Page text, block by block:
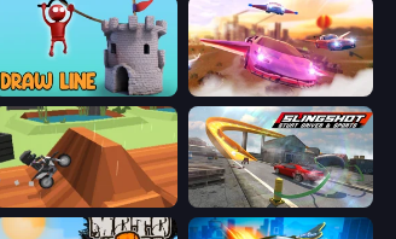
Draw Line Ultimate Flying Car
Blocky Trials Slingshot Stunt Driver & Sport